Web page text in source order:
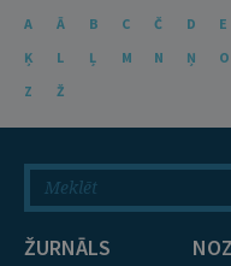
A Ā B C Č D E
Ķ
L Ļ M N Ņ O
Z
Ž
ŽURNĀLS